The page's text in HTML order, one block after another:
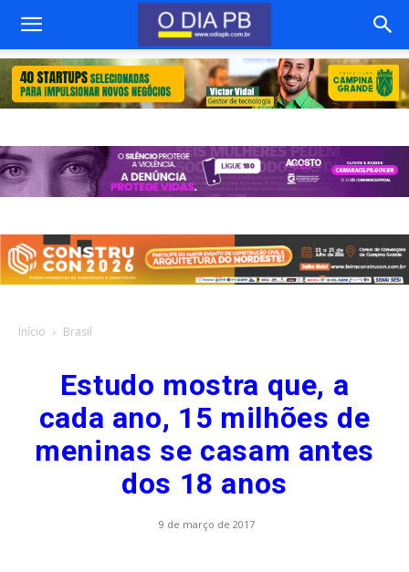
Início Brasil
Estudo mostra que, a
cada ano, 15 milhões de
meninas se casam antes
dos 18 anos
9 de março de 2017